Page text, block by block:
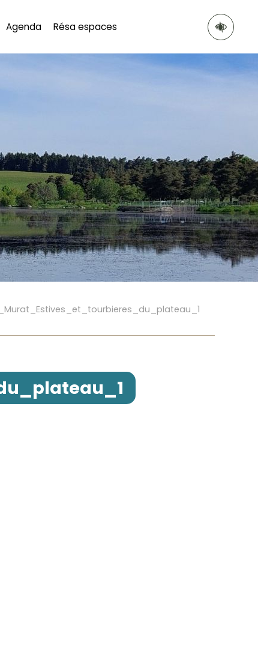
Agenda Résa espaces